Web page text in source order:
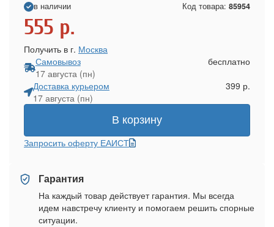
в наличии Код товара: 85954
555 р.
Получить в г. Москва
Самовывоз
17 августа (пн)
бесплатно
Доставка курьером
17 августа (пн)
399 р.
В корзину
Запросить оферту ЕАИСТ
Гарантия
На каждый товар действует гарантия. Мы всегда
идем навстречу клиенту и помогаем решить спорные
ситуации.